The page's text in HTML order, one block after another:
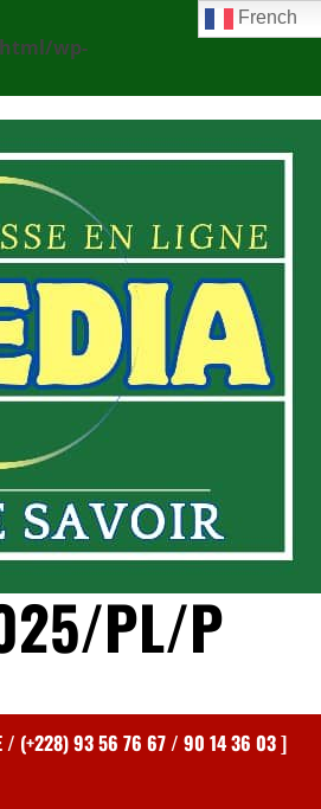
wp-
PL/P
/ (+228) 93 56 76 67 / 90 14 36 03 ]
French